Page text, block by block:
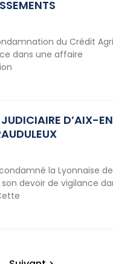
du Crédit
dans une affaire
D’AIX-
la Lyonnaise de
devoir de vigilance